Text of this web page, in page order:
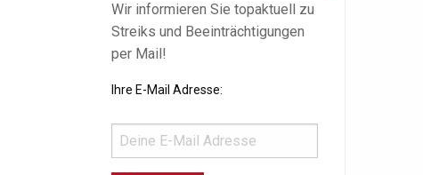
Wir informieren Sie topaktuell zu
Streiks und Beeinträchtigungen
per Mail!
Ihre E-Mail Adresse: